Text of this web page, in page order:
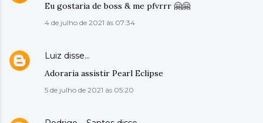
Eu gostaria de boss & me pfvrrr 🤗🤗
4 de julho de 2021 às 07:34
Luiz disse…
Adoraria assistir Pearl Eclipse
5 de julho de 2021 às 05:20